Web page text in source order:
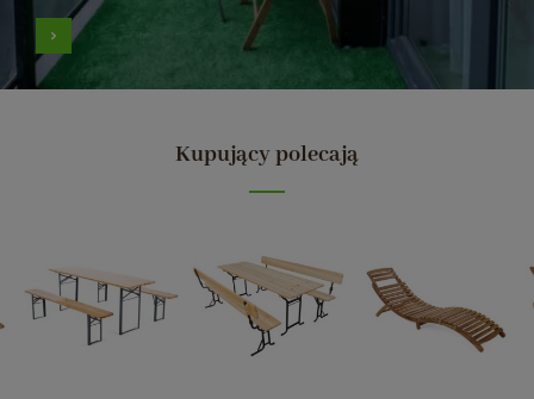
Kupujący polecają